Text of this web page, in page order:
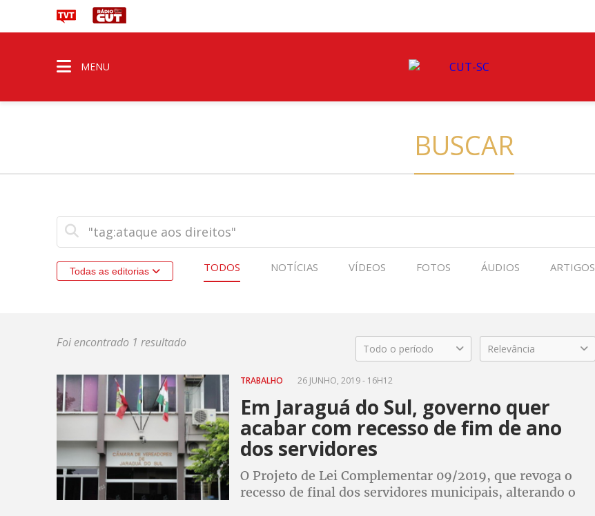
MENU
BUSCAR
Todas as editorias TODOS NOTÍCIAS VÍDEOS FOTOS ÁUDIOS ARTIGOS
Foi encontrado 1 resultado Todo o período Relevância
TRABALHO 26 JUNHO, 2019 - 16H12
Em Jaraguá do Sul, governo quer
acabar com recesso de fim de ano
dos servidores
O Projeto de Lei Complementar 09/2019, que revoga o
recesso de final dos servidores municipais, alterando o